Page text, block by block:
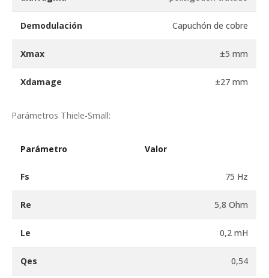
Demodulación Capuchón de cobre
Xmax ±5 mm
Xdamage ±27 mm
Parámetros Thiele-Small:
Parámetro Valor
Fs 75 Hz
Re 5,8 Ohm
Le 0,2 mH
Qes 0,54